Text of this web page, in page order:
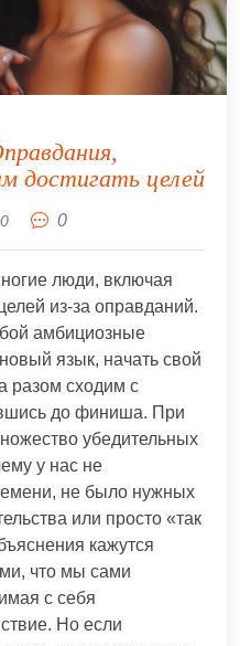
достигать целей
0 0
люди, включая
из-за оправданий.
амбициозные
язык, начать свой
разом сходим с
до финиша. При
убедительных
у нас не
не было нужных
или просто «так
кажутся
что мы сами
с себя
Но если